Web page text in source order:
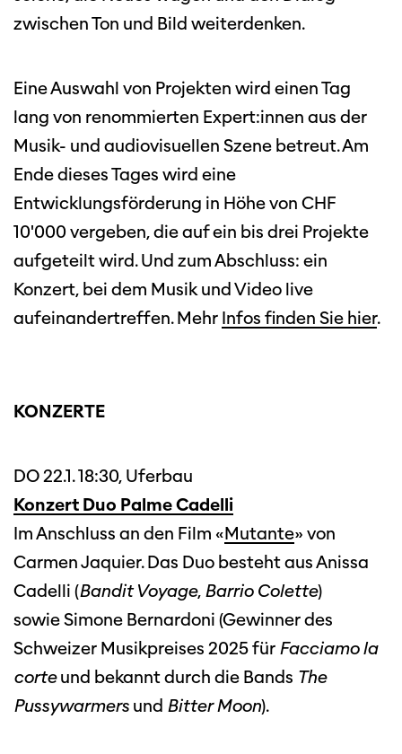
zwischen Ton und Bild weiterdenken.
Eine Auswahl von Projekten wird einen Tag
lang von renommierten Expert:innen aus der
Musik- und audiovisuellen Szene betreut. Am
Ende dieses Tages wird eine
Entwicklungsförderung in Höhe von CHF
10'000 vergeben, die auf ein bis drei Projekte
aufgeteilt wird. Und zum Abschluss: ein
Konzert, bei dem Musik und Video live
aufeinandertreffen. Mehr Infos finden Sie hier.
KONZERTE
DO 22.1. 18:30, Uferbau
Konzert Duo Palme Cadelli
Im Anschluss an den Film «Mutante» von
Carmen Jaquier. Das Duo besteht aus Anissa
Cadelli (Bandit Voyage, Barrio Colette)
sowie Simone Bernardoni (Gewinner des
Schweizer Musikpreises 2025 für Facciamo la
corteund bekannt durch die Bands The
Pussywarmers und Bitter Moon).